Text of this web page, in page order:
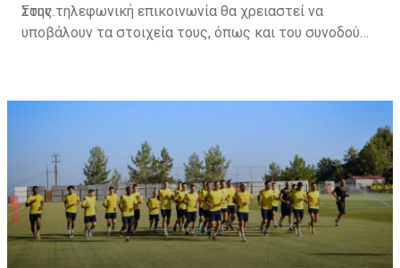
τους.
Στην τηλεφωνική επικοινωνία θα χρειαστεί να
υποβάλουν τα στοιχεία τους, όπως και του συνοδού
κάρτα ΑμεΑ και αριθμός κάρτας φιλάθλου του